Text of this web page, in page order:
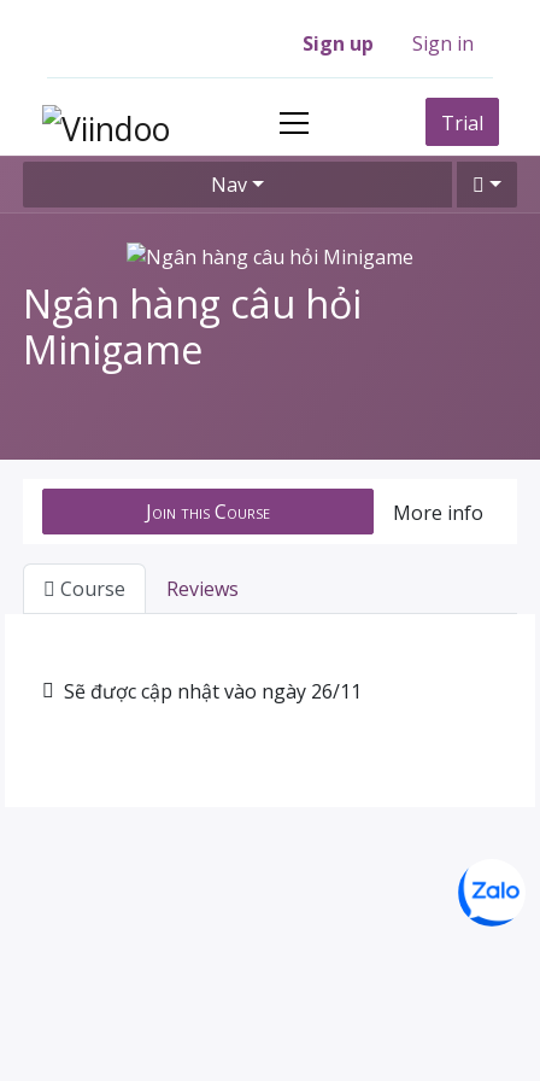
Sign up Sign in
Trial
Nav
Ngân hàng câu hỏi
Minigame
Join this Course More info
Course Reviews
Sẽ được cập nhật vào ngày 26/11